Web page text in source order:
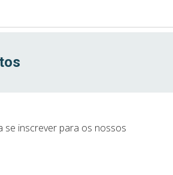
se inscrever para os nossos